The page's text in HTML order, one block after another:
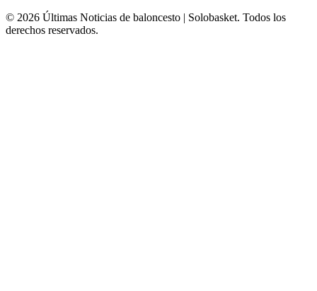
© 2026 Últimas Noticias de baloncesto | Solobasket. Todos los
derechos reservados.